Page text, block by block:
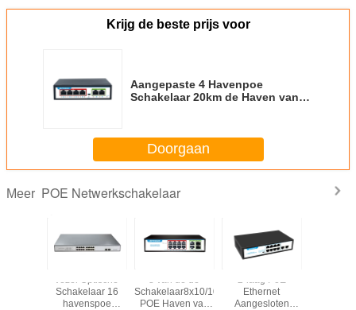
Krijg de beste prijs voor
Aangepaste 4 Havenpoe
Schakelaar 20km de Haven van
Opstraalverbindingshaven
Doorgaan
Meer POE Netwerkschakelaar
vezel Optische
Schakelaar 16
havenspoe
8 van de de
Schakelaar8x10/100/1000mbps
POE Haven van
2-laag PoE
Ethernet
Aangesloten